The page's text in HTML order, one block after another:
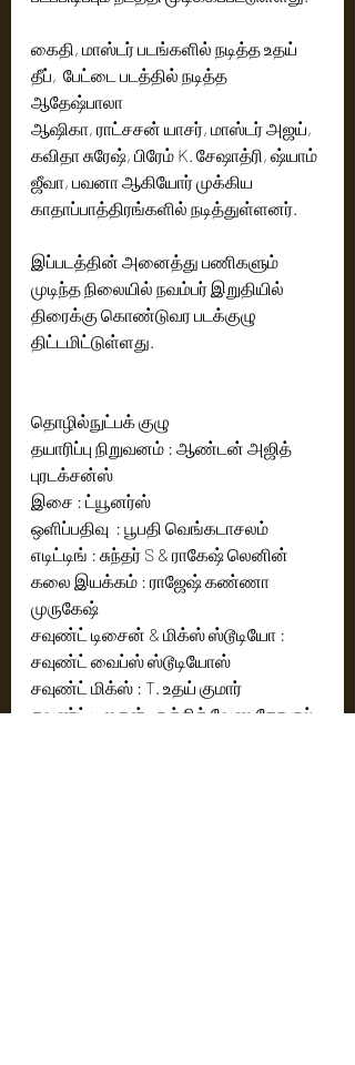
கைதி, மாஸ்டர் படங்களில் நடித்த உதய்
தீப்,  பேட்டை படத்தில் நடித்த
ஆதேஷ்பாலா
ஆஷிகா, ராட்சசன் யாசர், மாஸ்டர் அஜய்,
கவிதா சுரேஷ், பிரேம் K. சேஷாத்ரி, ஷ்யாம்
ஜீவா, பவனா ஆகியோர் முக்கிய
காதாப்பாத்திரங்களில் நடித்துள்ளனர்.
இப்படத்தின் அனைத்து பணிகளும்
முடிந்த நிலையில் நவம்பர் இறுதியில்
திரைக்கு கொண்டுவர படக்குழு
திட்டமிட்டுள்ளது.
தொழில்நுட்பக் குழு
தயாரிப்பு நிறுவனம் : ஆண்டன் அஜித்
புரடக்சன்ஸ்
இசை : ட்யூனர்ஸ்
ஒளிப்பதிவு  : பூபதி வெங்கடாசலம்
எடிட்டிங் : சுந்தர் S & ராகேஷ் லெனின்
கலை இயக்கம் : ராஜேஷ் கண்ணா
முருகேஷ்
சவுண்ட் டிசைன் & மிக்ஸ் ஸ்டூடியோ :
சவுண்ட் வைப்ஸ் ஸ்டூடியோஸ்
சவுண்ட் மிக்ஸ் : T. உதய் குமார்
சவுண்ட் டிசைன் : ரஞ்சித் வேணுகோபால்